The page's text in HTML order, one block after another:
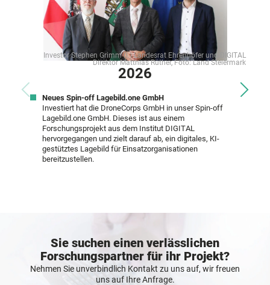
Investor Stephen Grimm (l.) Landesrat Ehrenhöfer und DIGITAL
Direktor Matthias Rüther, Foto: Land Steiermark
2026
Neues Spin-off Lagebild.one GmbH
Investiert hat die DroneCorps GmbH in unser Spin-off
Lagebild.one GmbH. Dieses ist aus einem
Forschungsprojekt aus dem Institut DIGITAL
hervorgegangen und zielt darauf ab, ein digitales, KI-
gestütztes Lagebild für Einsatzorganisationen
bereitzustellen.
Sie suchen einen verlässlichen
Forschungspartner für ihr Projekt?
Nehmen Sie unverbindlich Kontakt zu uns auf, wir freuen
uns auf Ihre Anfrage.